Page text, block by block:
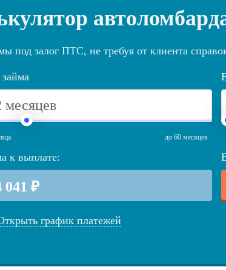
под залог ПТС, не требуя от клиента
до 60 месяцев
к выплате:
график платежей